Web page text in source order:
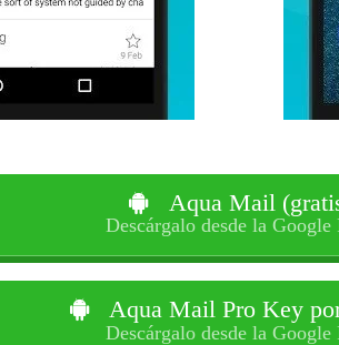
Aqua Mail
Descárgalo desde la Google
Aqua Mail Pro Key
Descárgalo desde la Google